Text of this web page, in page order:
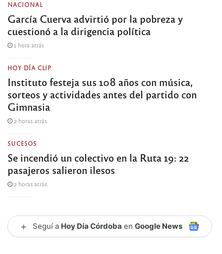
NACIONAL
García Cuerva advirtió por la pobreza y
cuestionó a la dirigencia política
1 hora atrás
HOY DÍA CLIP
Instituto festeja sus 108 años con música,
sorteos y actividades antes del partido con
Gimnasia
2 horas atrás
SUCESOS
Se incendió un colectivo en la Ruta 19: 22
pasajeros salieron ilesos
2 horas atrás
+ Seguí a Hoy Día Córdoba en Google News